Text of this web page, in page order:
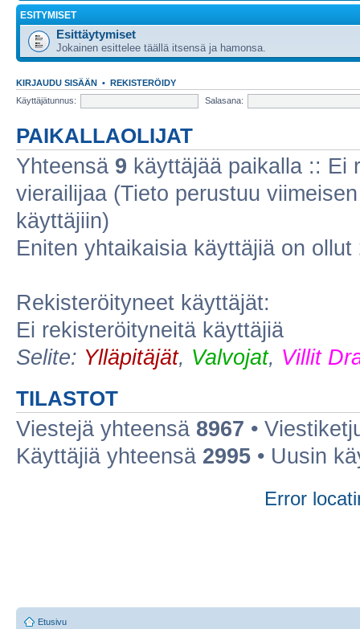
ESITYMISET
Esittäytymiset
Jokainen esittelee täällä itsensä ja hamonsa.
KIRJAUDU SISÄÄN • REKISTERÖIDY
Käyttäjätunnus:
Salasana:
PAIKALLAOLIJAT
Yhteensä 9 käyttäjää paikalla :: Ei
vierailijaa (Tieto perustuu
käyttäjiin)
Eniten yhtaikaisia käyttäjiä on ollut
Rekisteröityneet käyttäjät:
Ei rekisteröityneitä käyttäjiä
Selite: Ylläpitäjät, Valvojat, Villit
TILASTOT
Viestejä yhteensä 8967 •
Käyttäjiä yhteensä 2995 • Uusin
Error
Etusivu